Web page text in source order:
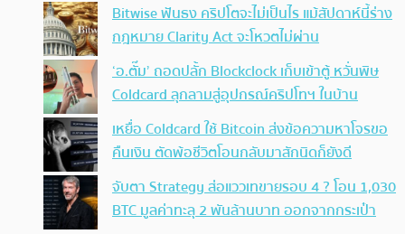
Bitwise ฟันธง คริปโตจะไม่เป็นไร แม้สัปดาห์นี้ร่าง
กฎหมาย Clarity Act จะโหวตไม่ผ่าน
‘อ.ตั๊ม’ ถอดปลั้ก Blockclock เก็บเข้าตู้ หวั่นพิษ
Coldcard ลุกลามสู่อุปกรณ์คริปโทฯ ในบ้าน
เหยื่อ Coldcard ใช้ Bitcoin ส่งข้อความหาโจรขอ
คืนเงิน ตัดพ้อชีวิตโอนกลับมาสักนิดก็ยังดี
จับตา Strategy ส่อแววเทขายรอบ 4 ? โอน 1,030
BTC มูลค่าทะลุ 2 พันล้านบาท ออกจากกระเป๋า